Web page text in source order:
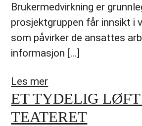
Brukermedvirkning er
prosjektgruppen får innsikt i
som påvirker de ansattes
informasjon […]
Les mer
ET TYDELIG LØFT
TEATERET